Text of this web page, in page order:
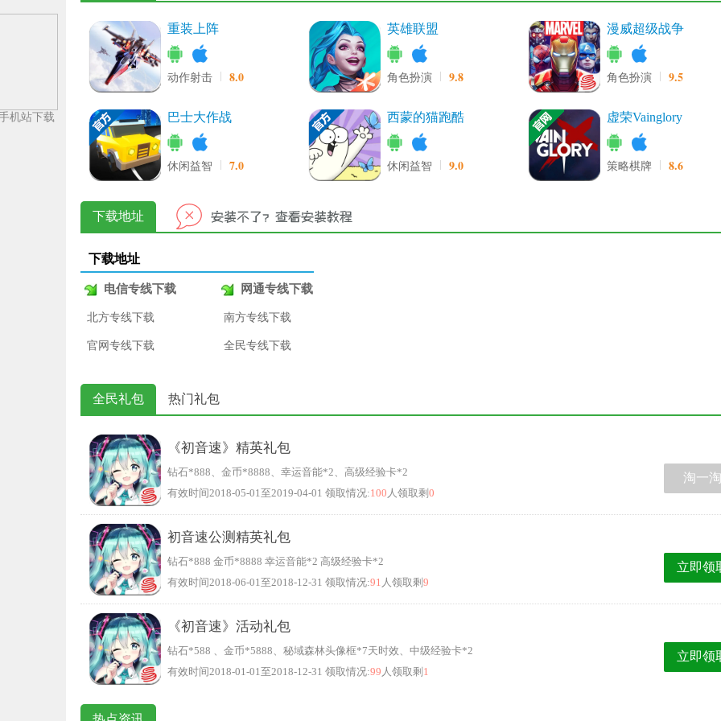
机站下载
重装上阵
动作射击 8.0
英雄联盟
角色扮演 9.8
漫威超级战争
角色扮演 9.5
巴士大作战
休闲益智 7.0
西蒙的猫跑酷
休闲益智 9.0
虚荣Vainglory
策略棋牌 8.6
下载地址
下载地址
电信专线下载 网通专线下载
北方专线下载 南方专线下载
官网专线下载 全民专线下载
全民礼包 热门礼包
《初音速》精英礼包
钻石*888、金币*8888、幸运音能*2、高级经验卡*2
有效时间2018-05-01至2019-04-01 领取情况:100 人领取剩 0
淘一淘
初音速公测精英礼包
钻石*888 金币*8888 幸运音能*2 高级经验卡*2
有效时间2018-06-01至2018-12-31 领取情况:91 人领取剩 9
立即领
《初音速》活动礼包
钻石*588 、金币*5888、秘域森林头像框*7天时效、中级经验卡*2
有效时间2018-01-01至2018-12-31 领取情况:99 人领取剩 1
立即领